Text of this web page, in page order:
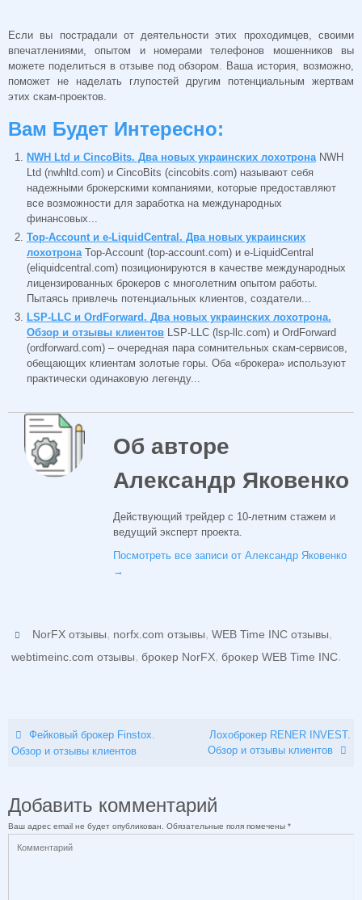
Если вы пострадали от деятельности этих проходимцев, своими
впечатлениями, опытом и номерами телефонов мошенников вы
можете поделиться в отзыве под обзором. Ваша история, возможно,
поможет не наделать глупостей другим потенциальным жертвам
этих скам-проектов.
Вам Будет Интересно:
NWH Ltd и CincoBits. Два новых украинских лохотрона NWH
Ltd (nwhltd.com) и CincoBits (cincobits.com) называют себя
надежными брокерскими компаниями, которые предоставляют
все возможности для заработка на международных
финансовых...
Top-Account и e-LiquidCentral. Два новых украинских
лохотрона Top-Account (top-account.com) и e-LiquidCentral
(eliquidcentral.com) позиционируются в качестве международных
лицензированных брокеров с многолетним опытом работы.
Пытаясь привлечь потенциальных клиентов, создатели...
LSP-LLC и OrdForward. Два новых украинских лохотрона.
Обзор и отзывы клиентов LSP-LLC (lsp-llc.com) и OrdForward
(ordforward.com) – очередная пара сомнительных скам-сервисов,
обещающих клиентам золотые горы. Оба «брокера» используют
практически одинаковую легенду...
Об авторе
Александр Яковенко
Действующий трейдер с 10-летним стажем и
ведущий эксперт проекта.
Посмотреть все записи от Александр Яковенко
→
NorFX отзывы, norfx.com отзывы,WEB Time INC отзывы,
webtimeinc.com отзывы, брокер NorFX, брокер WEB Time INC.
Фейковый брокер Finstox.
Обзор и отзывы клиентов
Лохоброкер RENER INVEST.
Обзор и отзывы клиентов
Добавить комментарий
Ваш адрес email не будет опубликован. Обязательные поля помечены *